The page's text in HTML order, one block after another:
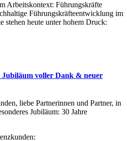
Arbeitskontext: Führungskräfte
Führungskräfteentwicklung im
stehen heute unter hohem Druck:
Jubiläum voller Dank & neuer
liebe Partnerinnen und Partner, in
Jubiläum: 30 Jahre